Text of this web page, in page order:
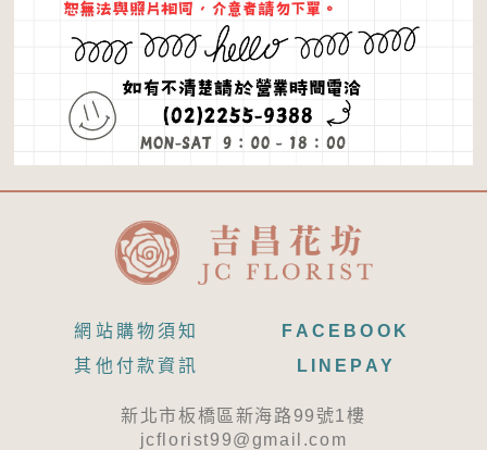
網站購物須知
其他付款資訊
FACEBOOK
LINEPAY
新北市板橋區新海路99號1樓
jcflorist99@gmail.com